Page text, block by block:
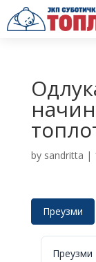
by sandritta |
Преузми
Преузми